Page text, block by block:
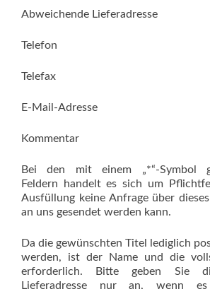
Abweichende Lieferadresse
Telefon
Telefax
E-Mail-Adresse
Kommentar
Bei den mit einem „*“-Symbol
Feldern handelt es sich um
Ausfüllung keine Anfrage über
an uns gesendet werden kann.
Da die gewünschten Titel lediglich
werden, ist der Name und die
erforderlich. Bitte geben Sie
Lieferadresse nur an, wenn